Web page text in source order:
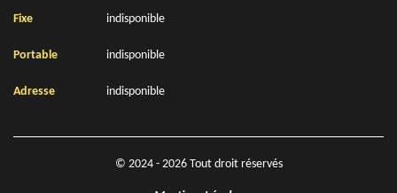
Fixe indisponible
Portable indisponible
Adresse indisponible
© 2024 - 2026 Tout droit réservés